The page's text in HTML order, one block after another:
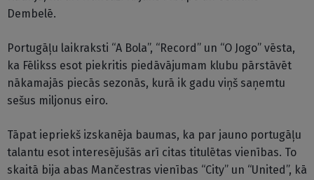
Dembelē.
Portugāļu laikraksti “A Bola”, “Record” un “O Jogo” vēsta,
ka Fēlikss esot piekritis piedāvājumam klubu pārstāvēt
nākamajās piecās sezonās, kurā ik gadu viņš saņemtu
sešus miljonus eiro.
Tāpat iepriekš izskanēja baumas, ka par jauno portugāļu
talantu esot interesējušās arī citas titulētas vienības. To
skaitā bija abas Mančestras vienības “City” un “United”, kā